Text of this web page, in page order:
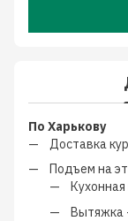
По Харькову
Доставка
Подъем на
Вытяжка